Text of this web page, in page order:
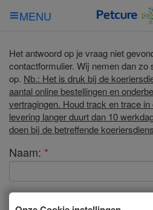
MENU
Het antwoord op je vraag niet
contactformulier. Wij nemen dan
op. Nb.: Het is druk bij de
aantal online bestellingen en
vertragingen. Houd track en trace in
levering langer duurt dan 10
doen bij de betreffende
Naam: *
E-mailadres:*